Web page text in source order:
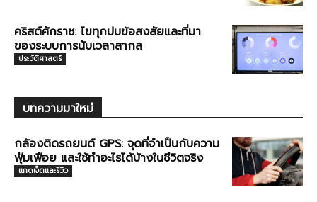
คริสต์ศักราช: ไขทุกปมข้อสงสัยและที่มา
ของระบบการนับเวลาสากล
ประวัติศาสตร์
บทความมาใหม่
กล้องติดรถยนต์ GPS: จุดที่จำเป็นกับความ
ฟุ่มเฟือย และใช้ทำอะไรได้บ้างในชีวิตจริง
แกดเจ็ตและรีวิว